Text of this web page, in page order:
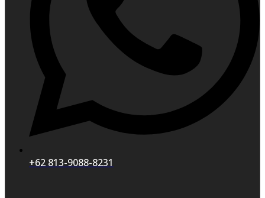
+62 813-9088-8231